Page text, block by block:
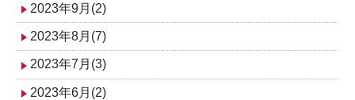
2023年9月(2)
2023年8月(7)
2023年7月(3)
2023年6月(2)